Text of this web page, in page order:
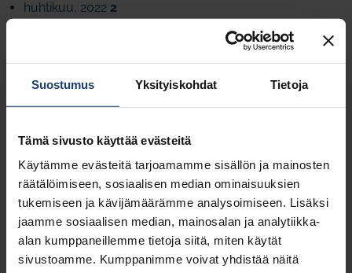
Suostumus Yksityiskohdat Tietoja
Tämä sivusto käyttää evästeitä
Käytämme evästeitä tarjoamamme sisällön ja mainosten
räätälöimiseen, sosiaalisen median ominaisuuksien
tukemiseen ja kävijämäärämme analysoimiseen. Lisäksi
jaamme sosiaalisen median, mainosalan ja analytiikka-
alan kumppaneillemme tietoja siitä, miten käytät
sivustoamme. Kumppanimme voivat yhdistää näitä
huhtikuu, 2022 2
tammikuu, 20221
marraskuu, 2021
lokakuu, 20212
kesäkuu, 20212
toukokuu, 20211
huhtikuu, 20212
maaliskuu, 20212
helmikuu, 20211
joulukuu, 20201
marraskuu, 20201